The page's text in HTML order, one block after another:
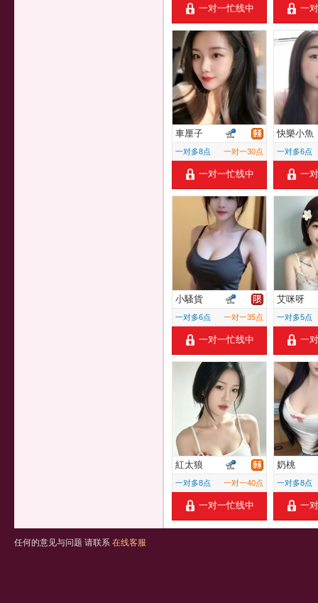
一对一忙线中 一
車厘子
一对多8点 一对一30点
一对一忙线中
快樂小魚
一对多6点
一
小騷貨
一对多6点 一对一35点
一对一忙线中
艾咪呀
一对多5点
一
紅太狼
一对多8点 一对一40点
一对一忙线中
奶桃
一对多8点
一
任何的意见与问题 请联系 在线客服